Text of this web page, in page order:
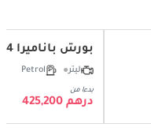
بورش باناميرا 4
ليتر Petrol
بدءا من
درهم 425,200